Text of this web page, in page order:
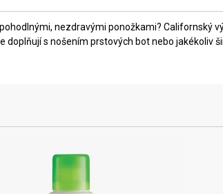
nezdravými ponožkami? Californský
s nošením prstových bot nebo jakékoliv